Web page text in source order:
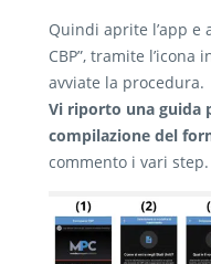
Quindi aprite l’app e
CBP”, tramite l’icona
avviate la procedura.
Vi riporto una guida
compilazione del
commento i vari step.